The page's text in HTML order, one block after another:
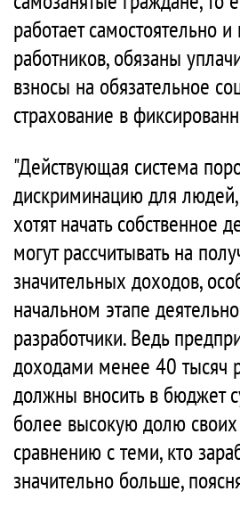
работает самостоятельно
работников, обязаны
взносы на обязательное
страхование в
"Действующая система
дискриминацию для
хотят начать собственное
могут рассчитывать на
значительных доходов,
начальном этапе
разработчики. Ведь
доходами менее 40 тысяч
должны вносить в бюджет
более высокую долю
сравнению с теми, кто
значительно больше,